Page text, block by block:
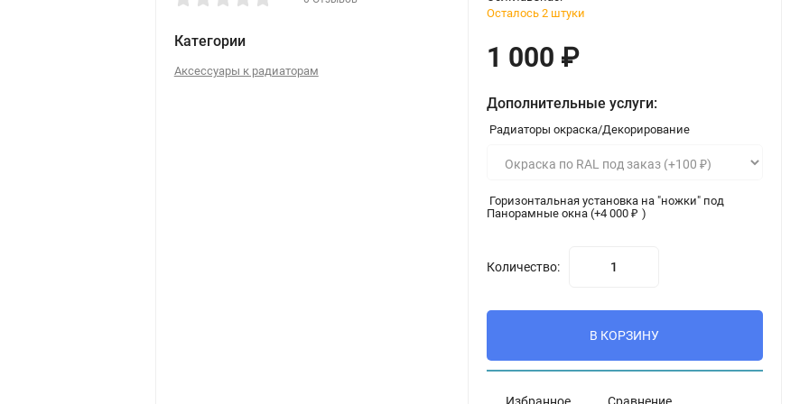
Категории
Аксессуары к радиаторам
Осталось 2 штуки
1 000 ₽
Дополнительные услуги:
Радиаторы окраска/Декорирование
Горизонтальная установка на "ножки" под
Панорамные окна (+4 000 ₽ )
Количество:
В КОРЗИНУ